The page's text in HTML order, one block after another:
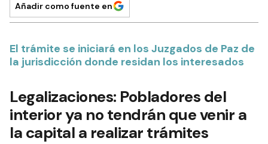
Añadir como fuente en
El trámite se iniciará en los Juzgados de Paz de
la jurisdicción donde residan los interesados
Legalizaciones: Pobladores del
interior ya no tendrán que venir a
la capital a realizar trámites